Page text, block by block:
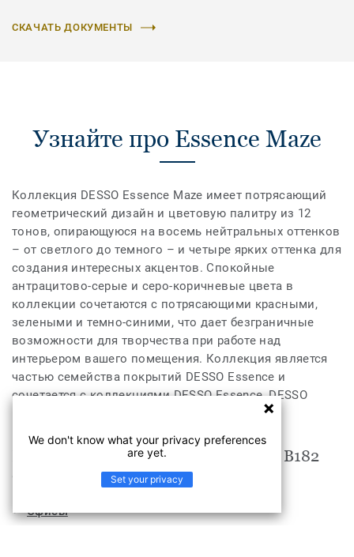
СКАЧАТЬ ДОКУМЕНТЫ
Узнайте про Essence Maze
Коллекция DESSO Essence Maze имеет потрясающий
геометрический дизайн и цветовую палитру из 12
тонов, опирающуюся на восемь нейтральных оттенков
– от светлого до темного – и четыре ярких оттенка для
создания интересных акцентов. Спокойные
антрацитово-серые и серо-коричневые цвета в
коллекции сочетаются с потрясающими красными,
зелеными и темно-синими, что дает безграничные
возможности для творчества при работе над
интерьером вашего помещения. Коллекция является
частью семейства покрытий DESSO Essence и
сочетается с коллекциями DESSO Essence, DESSO
Продукт Essence Maze Essence Maze B182
9990 подходит для
Офисы
We don't know what your privacy preferences
are yet.
Set your privacy